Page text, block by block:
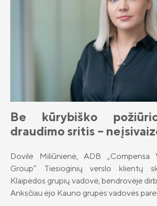
II pensijų pakopa: likti ar
Investicinis gyvybės
Investavimo kryptys
Kas yra investavimas?
Rizikų draudimas
Draudimas nuo vėžinių
„OncoDrop“
Papildomi draudimai
Gyvybės draudimo klientų
ADB „Compensa Vienna
„Compensa Life Vienna
SE“ Lietuvos filialo
Naujienos
Valdyba ir stebėtojų taryba
Tvarumas
Barbara
Airidas
Sigita
Ligita
Laura
Erika
Dovilė
Ernestas
Karolis
Milda
Be kūrybiško
draudimo sritis –
Dovilė Miliūnienė, ADB „Compensa
Group“ Tiesioginių verslo klientų
Klaipėdos grupių vadovė, bendrovėje
Anksčiau ėjo Kauno grupės vadovės